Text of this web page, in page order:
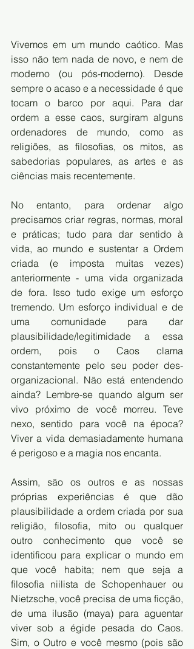
Vivemos em um mundo caótico. Mas
isso não tem nada de novo, e nem de
moderno (ou pós-moderno). Desde
sempre o acaso e a necessidade é que
tocam o barco por aqui. Para dar
ordem a esse caos, surgiram alguns
ordenadores de mundo, como as
religiões, as filosofias, os mitos, as
sabedorias populares, as artes e as
ciências mais recentemente.
No entanto, para ordenar algo
precisamos criar regras, normas, moral
e práticas; tudo para dar sentido à
vida, ao mundo e sustentar a Ordem
criada (e imposta muitas vezes)
anteriormente - uma vida organizada
de fora. Isso tudo exige um esforço
tremendo. Um esforço individual e de
uma comunidade para dar
plausibilidade/legitimidade a essa
ordem, pois o Caos clama
constantemente pelo seu poder des-
organizacional. Não está entendendo
ainda? Lembre-se quando algum ser
vivo próximo de você morreu. Teve
nexo, sentido para você na época?
Viver a vida demasiadamente humana
é perigoso e a magia nos encanta.
Assim, são os outros e as nossas
próprias experiências é que dão
plausibilidade a ordem criada por sua
religião, filosofia, mito ou qualquer
outro conhecimento que você se
identificou para explicar o mundo em
que você habita; nem que seja a
filosofia niilista de Schopenhauer ou
Nietzsche, você precisa de uma ficção,
de uma ilusão (maya) para aguentar
viver sob a égide pesada do Caos.
Sim, o Outro e você mesmo (pois são